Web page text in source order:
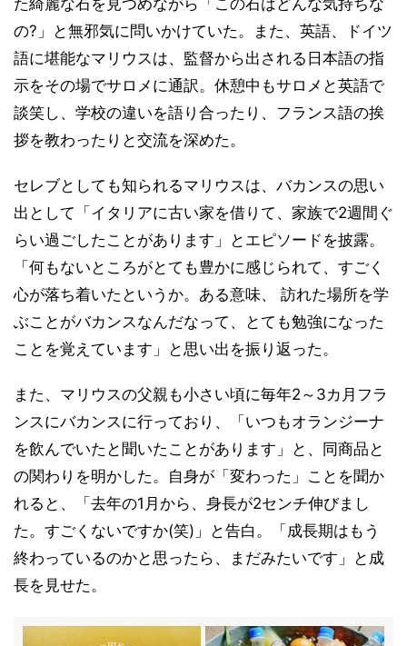
た綺麗な石を見つめながら「この石はどんな気持ちな
の?」と無邪気に問いかけていた。また、英語、ドイツ
語に堪能なマリウスは、監督から出される日本語の指
示をその場でサロメに通訳。休憩中もサロメと英語で
談笑し、学校の違いを語り合ったり、フランス語の挨
拶を教わったりと交流を深めた。
セレブとしても知られるマリウスは、バカンスの思い
出として「イタリアに古い家を借りて、家族で2週間ぐ
らい過ごしたことがあります」とエピソードを披露。
「何もないところがとても豊かに感じられて、すごく
心が落ち着いたというか。ある意味、 訪れた場所を学
ぶことがバカンスなんだなって、とても勉強になった
ことを覚えています」と思い出を振り返った。
また、マリウスの父親も小さい頃に毎年2～3カ月フラ
ンスにバカンスに行っており、「いつもオランジーナ
を飲んでいたと聞いたことがあります」と、同商品と
の関わりを明かした。自身が「変わった」ことを聞か
れると、「去年の1月から、身長が2センチ伸びまし
た。すごくないですか(笑)」と告白。「成長期はもう
終わっているのかと思ったら、まだみたいです」と成
長を見せた。